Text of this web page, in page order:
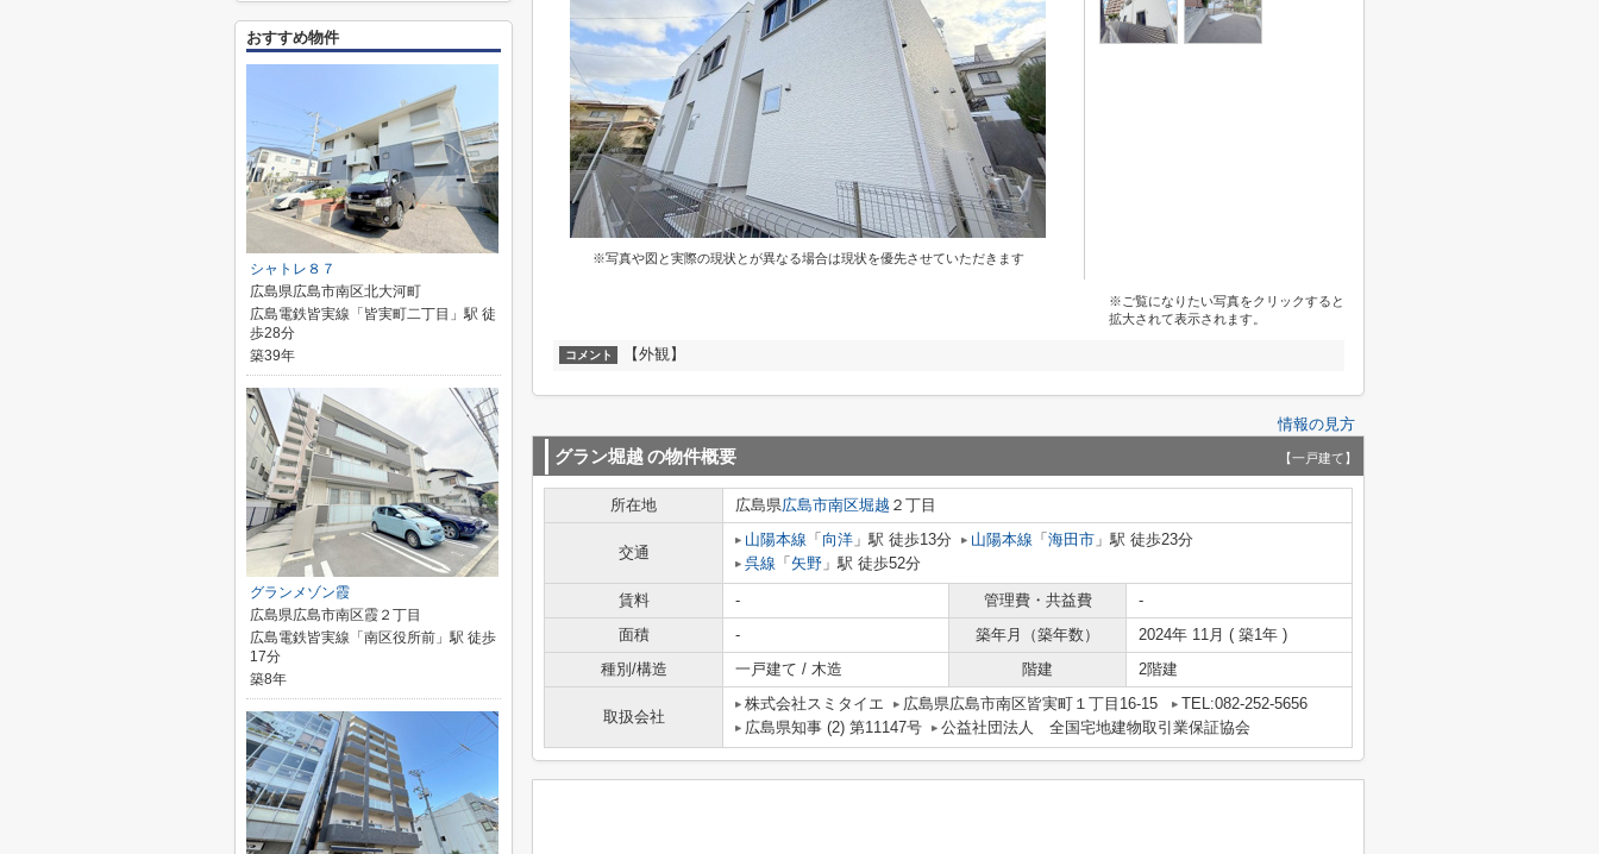
※写真や図と実際の現状とが異なる場合は現状を優先させていただきます
※ご覧になりたい写真をクリックすると
拡大されて表示されます。
コメント 【外観】
情報の見方
グラン堀越の物件概要 【一戸建て】
所在地 広島県広島市南区堀越 ２丁目
交通
山陽本線 「 向洋 」駅 徒歩13分 山陽本線 「 海田市 」駅 徒歩23分
呉線 「 矢野 」駅 徒歩52分
賃料 - 管理費・共益費
-
面積
- 築年月（築年数）
2024年 11月 ( 築1年 )
種別/構造
一戸建て / 木造 階建 2階建
取扱会社
株式会社スミタイエ 広島県広島市南区皆実町１丁目16-15
TEL:082-252-5656
広島県知事 (2) 第11147号
公益社団法人 全国宅地建物取引業保証協会
おすすめ物件
シャトレ８７
広島県広島市南区北大河町
広島電鉄皆実線「皆実町二丁目」駅 徒
歩28分
築39年
グランメゾン霞
広島県広島市南区霞２丁目
広島電鉄皆実線「南区役所前」駅 徒歩
17分
築8年